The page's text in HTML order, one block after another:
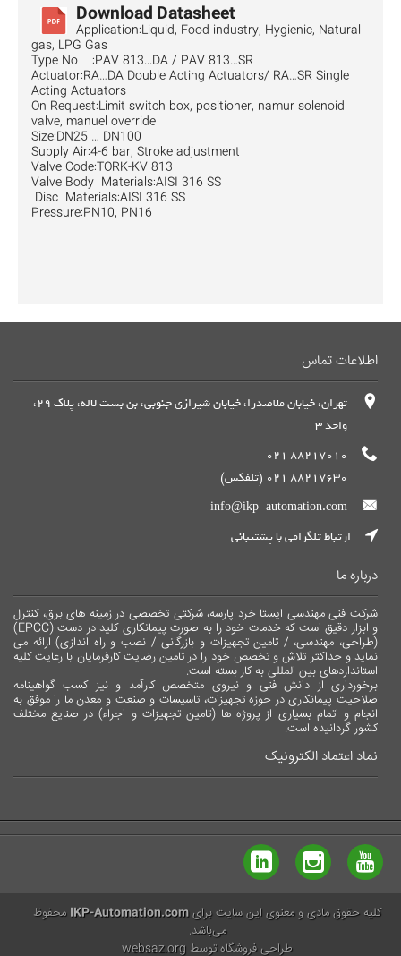
Download Datasheet
Application:Liquid, Food industry, Hygienic, Natural
gas, LPG Gas
Type No :PAV 813...DA / PAV 813…SR
Actuator:RA…DA Double Acting Actuators/ RA…SR Single
Acting Actuators
On Request:Limit switch box, positioner, namur solenoid
valve, manuel override
Size:DN25 … DN100
Supply Air:4-6 bar, Stroke adjustment
Valve Code:TORK-KV 813
Valve Body Materials:AISI 316 SS
Disc Materials:AISI 316 SS
Pressure:PN10, PN16
اطلاعات تماس
تهران، خیابان ملاصدرا، خیابان شیرازی جنوبی، بن بست لاله، پلاک 29،
واحد 3
88217010 021
88217630 021 (تلفکس)
info@ikp-automation.com
ارتباط تلگرامی با پشتیبانی
درباره ما
شرکت فنی مهندسی ایستا خرد پارسه، شرکتی تخصصی در زمینه های برق، کنترل
و ابزار دقیق است که خدمات خود را به صورت پیمانکاری کلید در دست (EPCC)
(طراحی، مهندسی، / تامین تجهیزات و بازرگانی / نصب و راه اندازی) ارائه می
نماید و حداکثر تلاش و تخصص خود را در تامین رضایت کارفرمایان با رعایت کلیه
استانداردهای بین المللی به کار بسته است.
برخورداری از دانش فنی و نیروی متخصص کارآمد و نیز کسب گواهینامه
صلاحیت پیمانکاری در حوزه تجهیزات، تاسیسات و صنعت و معدن ما را موفق به
انجام و اتمام بسیاری از پروژه ها (تامین تجهیزات و اجراء) در صنایع مختلف
کشور گردانیده است.
نماد اعتماد الکترونیک
کلیه حقوق مادی و معنوی این سایت برای IKP-Automation.com محفوظ
می‌باشد.
طراحی فروشگاه توسط websaz.org